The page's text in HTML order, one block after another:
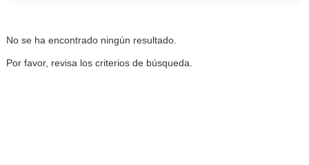
No se ha encontrado ningún resultado.
Por favor, revisa los criterios de búsqueda.